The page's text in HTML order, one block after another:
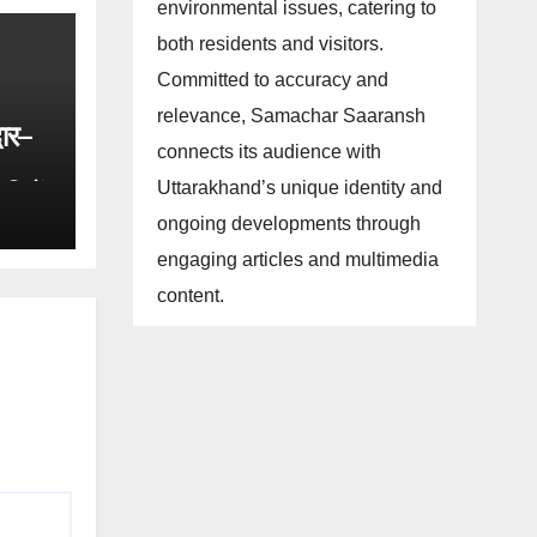
environmental issues, catering to
both residents and visitors.
Committed to accuracy and
relevance, Samachar Saaransh
connects its audience with
Uttarakhand’s unique identity and
ongoing developments through
engaging articles and multimedia
content.